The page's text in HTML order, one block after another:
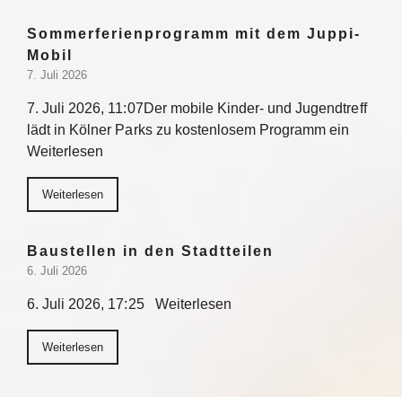
Sommerferienprogramm mit dem Juppi-
Mobil
7. Juli 2026
7. Juli 2026, 11:07Der mobile Kinder- und Jugendtreff
lädt in Kölner Parks zu kostenlosem Programm ein
Weiterlesen
Weiterlesen
Baustellen in den Stadtteilen
6. Juli 2026
6. Juli 2026, 17:25 Weiterlesen
Weiterlesen